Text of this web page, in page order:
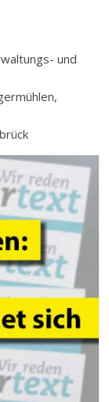
und